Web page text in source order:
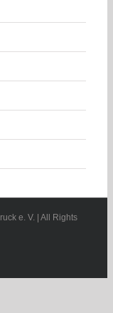
e. V. | All Rights